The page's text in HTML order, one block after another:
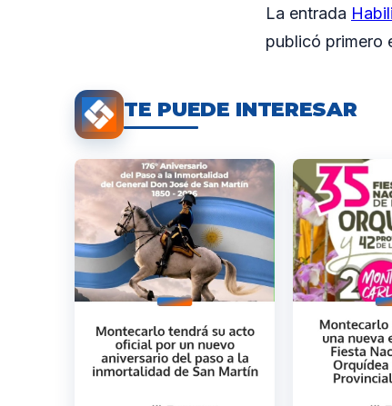
La entrada
publicó primero
TE PUEDE INTERESAR